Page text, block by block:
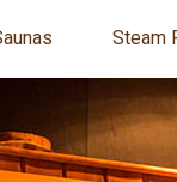
Steam